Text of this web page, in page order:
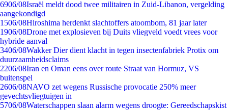
6906/08Israël meldt dood twee militairen in Zuid-Libanon, vergelding
aangekondigd
1506/08Hiroshima herdenkt slachtoffers atoombom, 81 jaar later
1906/08Drone met explosieven bij Duits vliegveld voedt vrees voor
hybride aanval
3406/08Wakker Dier dient klacht in tegen insectenfabriek Protix om
duurzaamheidsclaims
2206/08Iran en Oman eens over route Straat van Hormuz, VS
buitenspel
2606/08NAVO zet wegens Russische provocatie 250% meer
gevechtsvliegtuigen in
5706/08Waterschappen slaan alarm wegens droogte: Gereedschapskist